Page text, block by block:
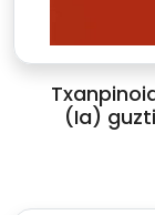
(Ia)